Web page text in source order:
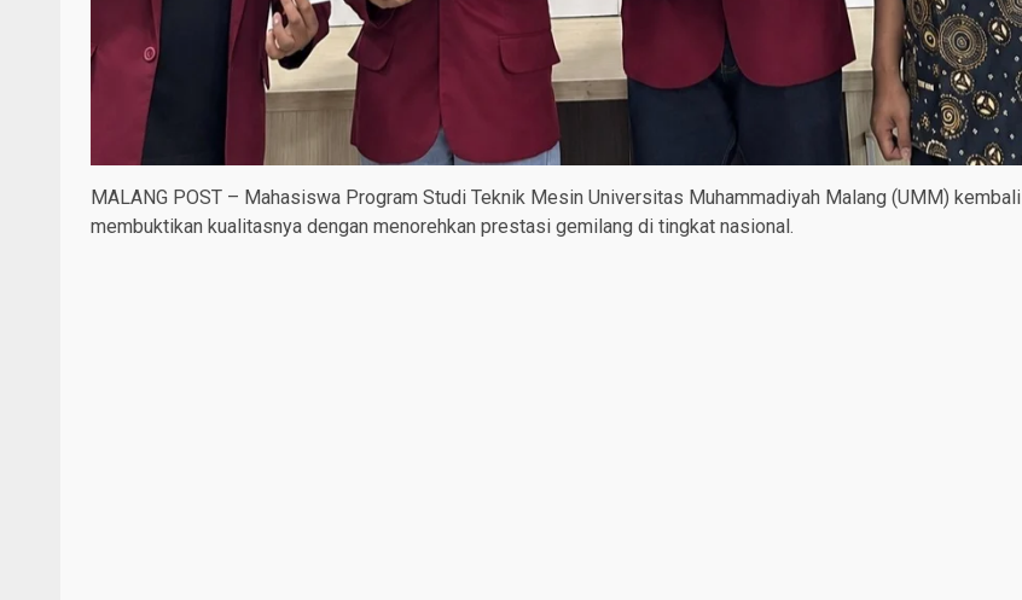
MALANG POST – Mahasiswa Program Studi Teknik Mesin Universitas Muhammadiyah Malang (UMM) kembali
membuktikan kualitasnya dengan menorehkan prestasi gemilang di tingkat nasional.